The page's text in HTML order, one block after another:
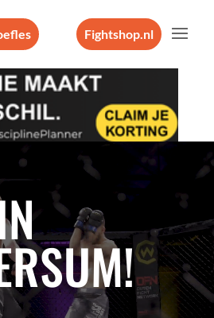
Fightshop.nl